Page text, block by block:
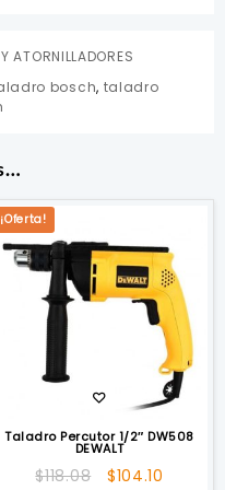
ATORNILLADORES
bosch, taladro
¡Oferta!
Taladro Percutor 1/2″ DW508
DEWALT
$118.08
El
$104.10